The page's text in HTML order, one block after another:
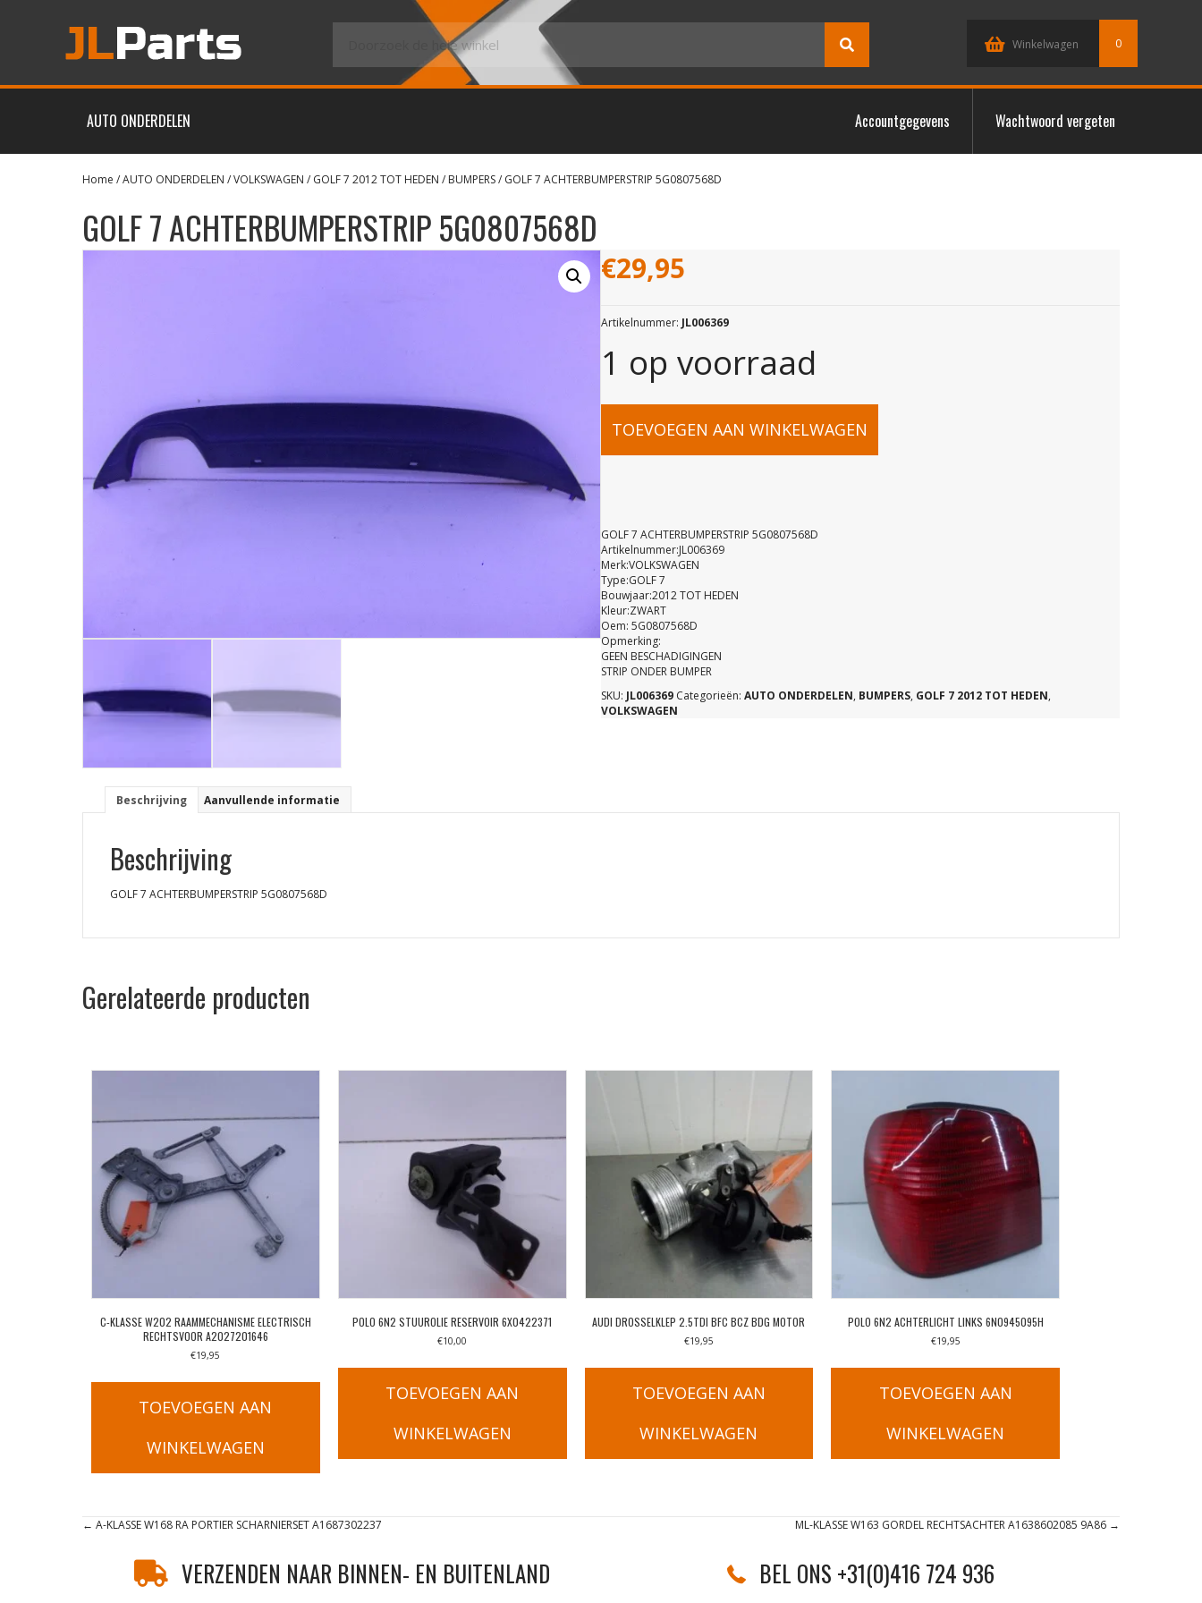
Winkelwagen 0
AUTO ONDERDELEN Accountgegevens Wachtwoord vergeten
Home /AUTO ONDERDELEN /VOLKSWAGEN / GOLF 7 2012 TOT HEDEN / BUMPERS/ GOLF 7 ACHTERBUMPERSTRIP 5G0807568D
GOLF 7 ACHTERBUMPERSTRIP 5G0807568D
€29,95
Artikelnummer: JL006369
1 op voorraad
GOLF
ACHTERBUMPERSTRIP
5G0807568D
aantal
TOEVOEGEN AAN WINKELWAGEN
GOLF 7 ACHTERBUMPERSTRIP 5G0807568D
Artikelnummer:JL006369
Merk:VOLKSWAGEN
Type:GOLF 7
Bouwjaar:2012 TOT HEDEN
Kleur:ZWART
Oem: 5G0807568D
Opmerking:
GEEN BESCHADIGINGEN
STRIP ONDER BUMPER
SKU: JL006369 Categorieën: AUTO ONDERDELEN, BUMPERS, GOLF 7 2012 TOT HEDEN,
VOLKSWAGEN
Beschrijving Aanvullende informatie
Beschrijving
GOLF 7 ACHTERBUMPERSTRIP 5G0807568D
Gerelateerde producten
C-KLASSE W202 RAAMMECHANISME ELECTRISCH
RECHTSVOOR A2027201646
€19,95
TOEVOEGEN AAN
WINKELWAGEN
POLO 6N2 STUUROLIE RESERVOIR 6X0422371
€10,00
TOEVOEGEN AAN
WINKELWAGEN
AUDI DROSSELKLEP 2.5TDI BFC BCZ BDG MOTOR
€19,95
TOEVOEGEN AAN
WINKELWAGEN
POLO 6N2 ACHTERLICHT LINKS 6N0945095H
€19,95
TOEVOEGEN AAN
WINKELWAGEN
Posts
navigation
← A-KLASSE W168 RA PORTIER SCHARNIERSET A1687302237 ML-KLASSE W163 GORDEL RECHTSACHTER A1638602085 9A86 →
VERZENDEN NAAR BINNEN- EN BUITENLAND BEL ONS +31(0)416 724 936